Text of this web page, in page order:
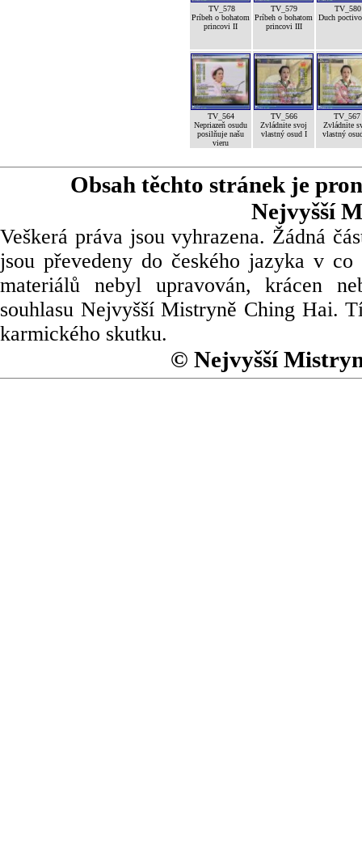
TV_578
Príbeh o bohatom
princovi II
TV_579
Príbeh o bohatom
princovi III
TV_580
Duch
TV_564
Nepriazeň osudu
posilňuje našu
vieru
TV_566
Zvládnite svoj
vlastný osud I
TV_567
Zvládnite
vlastný
Obsah těchto stránek je
Nejvyšší
Veškerá práva jsou vyhrazena. Žádná
jsou převedeny do českého jazyka v
materiálů nebyl upravován, krácen
souhlasu Nejvyšší Mistryně Ching Hai.
karmického skutku.
© Nejvyšší